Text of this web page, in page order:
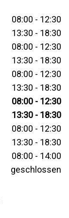
08:00 - 12:30
13:30 - 18:30
08:00 - 12:30
13:30 - 18:30
08:00 - 12:30
13:30 - 18:30
08:00 - 12:30
13:30 - 18:30
08:00 - 12:30
13:30 - 18:30
08:00 - 14:00
geschlossen